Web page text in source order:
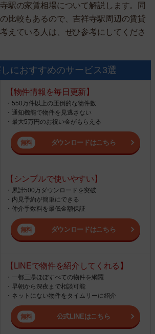
駅の家賃相場について解説します。同
比較もあるので、吉祥寺駅周辺の賃貸
えている人は、ぜひ参考にしてくださ
におすすめのサービス3選
【物件情報を毎日更新】
・550万件以上の圧倒的な物件数
・通知機能で物件を見逃さない
・最大5万円のお祝い金がもらえる
ダウンロードはこちら
【シンプルで使いやすい】
・累計500万ダウンロードを突破
・内見予約が簡単にできる
・仲介手数料を最低金額保証
ダウンロードはこちら
【LINEで物件を紹介してくれる】
・一都三県ほぼすべての物件を網羅
・早朝から深夜まで相談可能
・ネットにない物件をタイムリーに紹介
公式LINEはこちら